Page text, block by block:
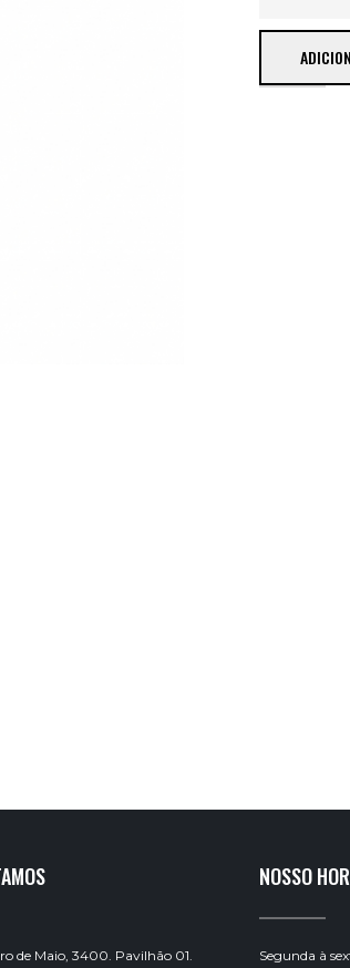
de Maio, 3400. Pavilhão 01.
NOSSO
Segunda à